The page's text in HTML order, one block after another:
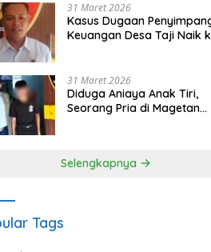
31 Maret 2026
Kasus Dugaan
Keuangan Desa Taji Naik
31 Maret 2026
Diduga Aniaya Anak Tiri,
Seorang Pria di Magetan
Selengkapnya
Tags